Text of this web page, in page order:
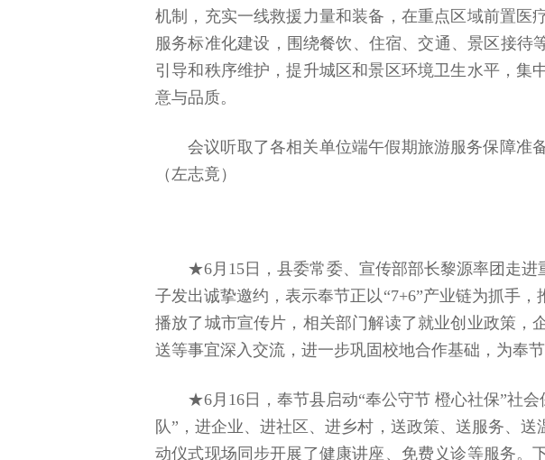
机制，充实一线救援力量和装备，在重点区域前置医
服务标准化建设，围绕餐饮、住宿、交通、景区接待
引导和秩序维护，提升城区和景区环境卫生水平，集
意与品质。
会议听取了各相关单位端午假期旅游服务保障准
（左志竟）
★6月15日，县委常委、宣传部部长黎源率团走
子发出诚挚邀约，表示奉节正以“7+6”产业链为抓手
播放了城市宣传片，相关部门解读了就业创业政策，
送等事宜深入交流，进一步巩固校地合作基础，为奉
★6月16日，奉节县启动“奉公守节 橙心社保”社
队”，进企业、进社区、进乡村，送政策、送服务、
动仪式现场同步开展了健康讲座、免费义诊等服务。